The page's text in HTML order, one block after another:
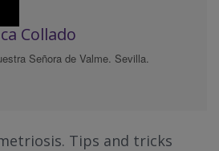
Collado
Señora de Valme. Sevilla.
Tips and tricks